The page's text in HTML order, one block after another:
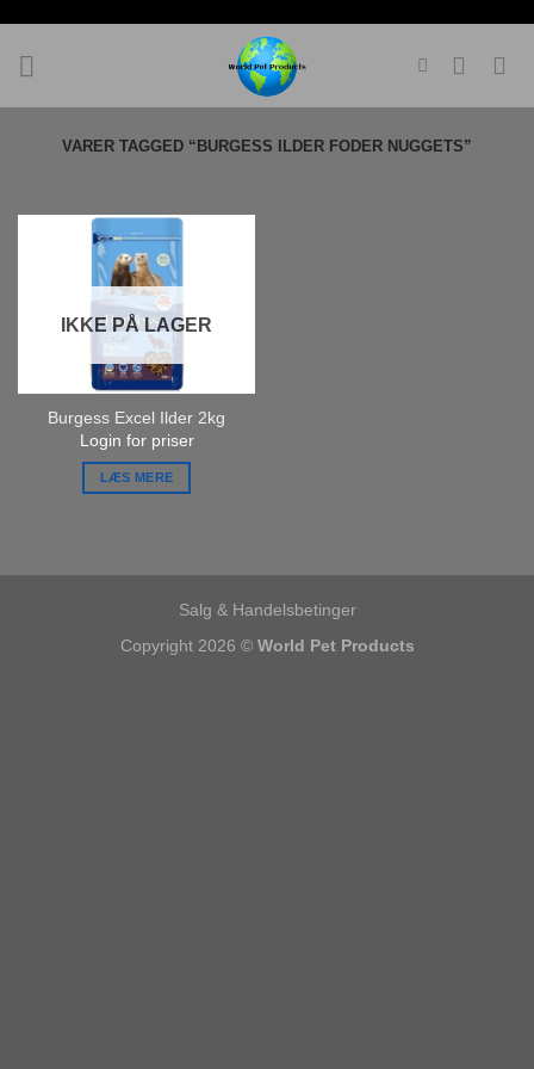
indhold
VARER TAGGED “BURGESS ILDER FODER NUGGETS”
IKKE PÅ LAGER
Burgess Excel Ilder 2kg
Login for priser
LÆS MERE
Salg & Handelsbetinger
Copyright 2026 © World Pet Products